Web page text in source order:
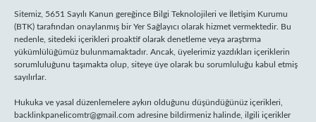
Sitemiz, 5651 Sayılı Kanun gereğince Bilgi Teknolojileri ve İletişim Kurumu
(BTK) tarafından onaylanmış bir Yer Sağlayıcı olarak hizmet vermektedir. Bu
nedenle, sitedeki içerikleri proaktif olarak denetleme veya araştırma
yükümlülüğümüz bulunmamaktadır. Ancak, üyelerimiz yazdıkları içeriklerin
sorumluluğunu taşımakta olup, siteye üye olarak bu sorumluluğu kabul etmiş
sayılırlar.
Hukuka ve yasal düzenlemelere aykırı olduğunu düşündüğünüz içerikleri,
backlinkpanelicomtr@gmail.com adresine bildirmeniz halinde, ilgili içerikler